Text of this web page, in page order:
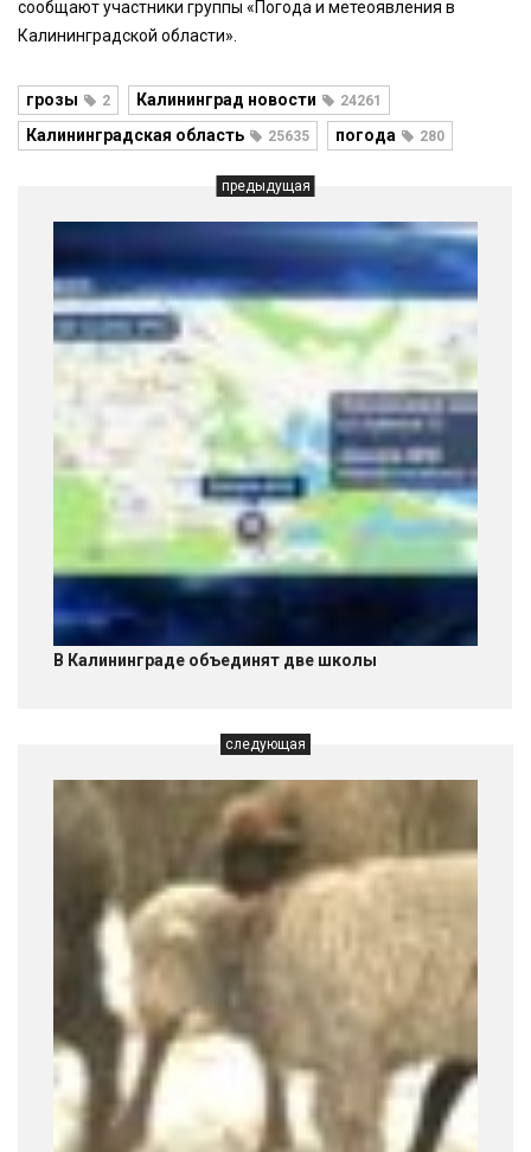
сообщают участники группы «Погода и метеоявления в
Калининградской области».
грозы 2 Калининград новости 24261
Калининградская область 25635 погода 280
предыдущая
В Калининграде объединят две школы
следующая